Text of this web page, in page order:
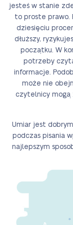
jesteś w stanie
to proste prawo.
dziesięciu
dłuższy,
początku. W
potrzeby
informacje.
może nie
czytelnicy mogą
Umiar jest
podczas pisania
najlepszym